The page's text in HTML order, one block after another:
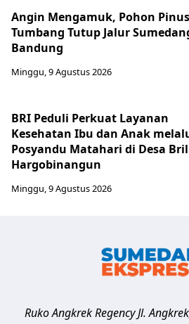
Angin Mengamuk, Pohon Pinus
Tumbang Tutup Jalur
Bandung
Minggu, 9 Agustus 2026
BRI Peduli Perkuat Layanan
Kesehatan Ibu dan Anak
Posyandu Matahari di Desa
Hargobinangun
Minggu, 9 Agustus 2026
Ruko Angkrek Regency Jl.